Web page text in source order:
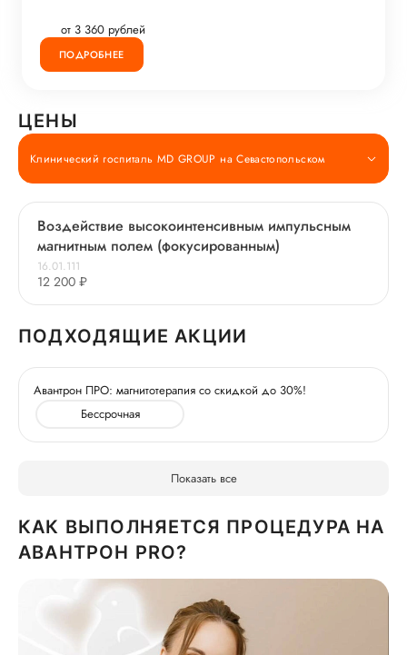
от 3 360 рублей
ПОДРОБНЕЕ
ЦЕНЫ
Клинический госпиталь MD GROUP на Севастопольском
Воздействие высокоинтенсивным импульсным
магнитным полем (фокусированным)
16.01.111
12 200 ₽
ПОДХОДЯЩИЕ АКЦИИ
Авантрон ПРО: магнитотерапия со скидкой до 30%!
Бессрочная
Показать все
КАК ВЫПОЛНЯЕТСЯ ПРОЦЕДУРА НА
АВАНТРОН PRO?